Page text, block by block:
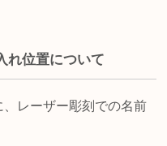
れ位置について
レーザー彫刻での名前